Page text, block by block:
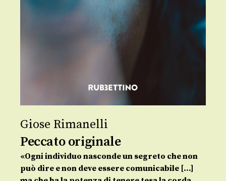
Giose Rimanelli
Peccato originale
«Ogni individuo nasconde un segreto che non
può dire e non deve essere comunicabile […]